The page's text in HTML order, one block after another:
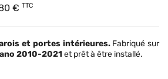
€ TTC
et portes intérieures. Fabriqué sur
2010-2021 et prêt à être installé.